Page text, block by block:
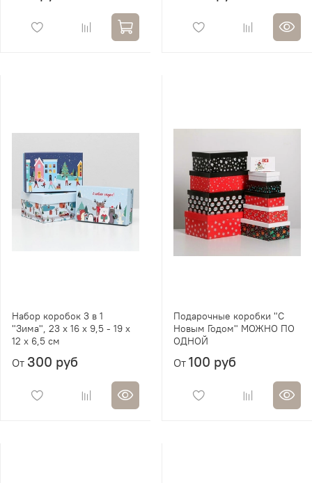
Набор коробок 3 в 1
"Зима", 23 х 16 х 9,5 - 19 х
12 х 6,5 см
От 300 руб
Подарочные коробки "С
Новым Годом" МОЖНО ПО
ОДНОЙ
От 100 руб